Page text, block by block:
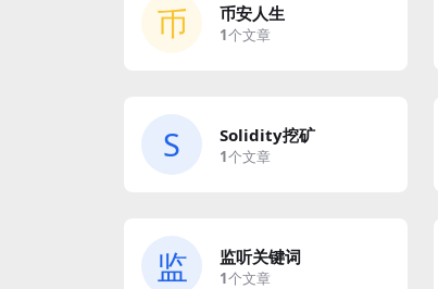
币 币安人生
1个文章
S Solidity挖矿
1个文章
监 监听关键词
1个文章